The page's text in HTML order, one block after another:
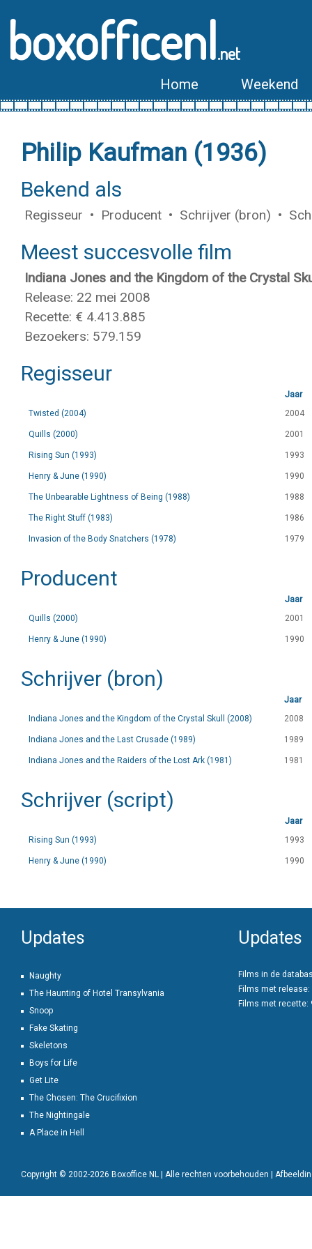
boxofficenl.net
Home Weekend
Philip Kaufman (1936)
Bekend als
Regisseur • Producent • Schrijver (bron) •
Meest succesvolle film
Indiana Jones and the Kingdom of the Crystal
Release: 22 mei 2008
Recette: € 4.413.885
Bezoekers: 579.159
Regisseur
Jaar
Twisted (2004)
2004
Quills (2000) 2001
Rising Sun (1993) 1993
Henry & June (1990) 1990
The Unbearable Lightness of Being (1988) 1988
The Right Stuff (1983) 1986
Invasion of the Body Snatchers (1978) 1979
Producent
Jaar
Quills (2000)
2001
Henry & June (1990) 1990
Schrijver (bron)
Jaar
Indiana Jones and the Kingdom of the Crystal Skull (2008)
2008
Indiana Jones and the Last Crusade (1989) 1989
Indiana Jones and the Raiders of the Lost Ark (1981) 1981
Schrijver (script)
Jaar
Rising Sun (1993)
1993
Henry & June (1990) 1990
Updates
Naughty
The Haunting of Hotel Transylvania
Snoop
Fake Skating
Skeletons
Boys for Life
Get Lite
The Chosen: The Crucifixion
The Nightingale
A Place in Hell
Updates
Films in de
Films met release:
Films met recette:
Copyright © 2002-2026 Boxoffice NL | Alle rechten voorbehouden |